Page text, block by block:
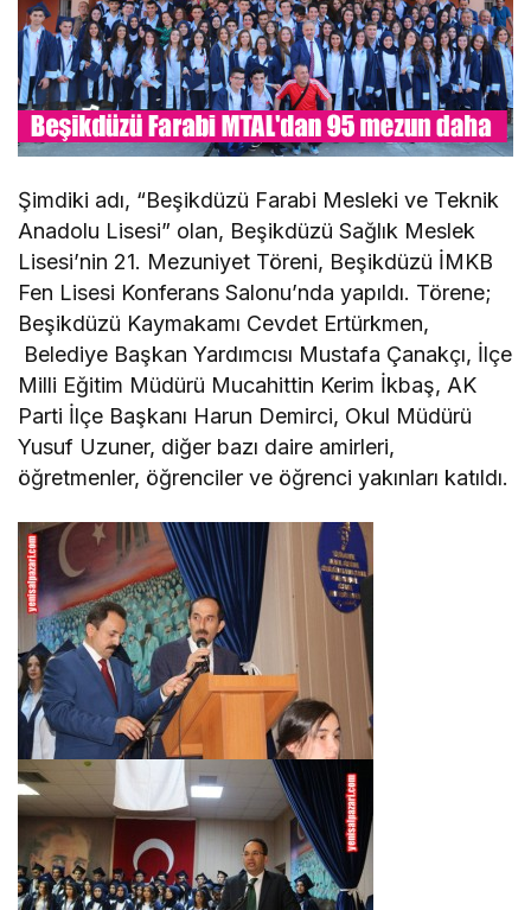
Şimdiki adı, “Beşikdüzü Farabi Mesleki ve Teknik
Anadolu Lisesi” olan, Beşikdüzü Sağlık Meslek
Lisesi’nin 21. Mezuniyet Töreni, Beşikdüzü İMKB
Fen Lisesi Konferans Salonu’nda yapıldı. Törene;
Beşikdüzü Kaymakamı Cevdet Ertürkmen,
Belediye Başkan Yardımcısı Mustafa Çanakçı, İlçe
Milli Eğitim Müdürü Mucahittin Kerim İkbaş, AK
Parti İlçe Başkanı Harun Demirci, Okul Müdürü
Yusuf Uzuner, diğer bazı daire amirleri,
öğretmenler, öğrenciler ve öğrenci yakınları katıldı.